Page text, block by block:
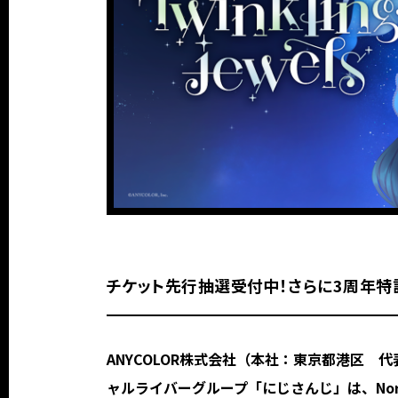
チケット先行抽選受付中！さらに3周年特
ANYCOLOR株式会社（本社：東京都港区
ャルライバーグループ「にじさんじ」は、